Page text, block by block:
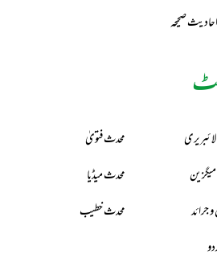
صحیحہ
محدث فتویٰ
محدث میڈیا
جرائد
محدث خطیب